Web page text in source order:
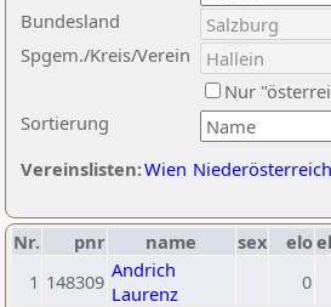
Sortierung
Bundesland
Spgem./Kreis/Verein
Nur
Vereinslisten:Wien Niederösterreich
Nr. pnr name sex elo
1 148309 Andrich
Laurenz
0